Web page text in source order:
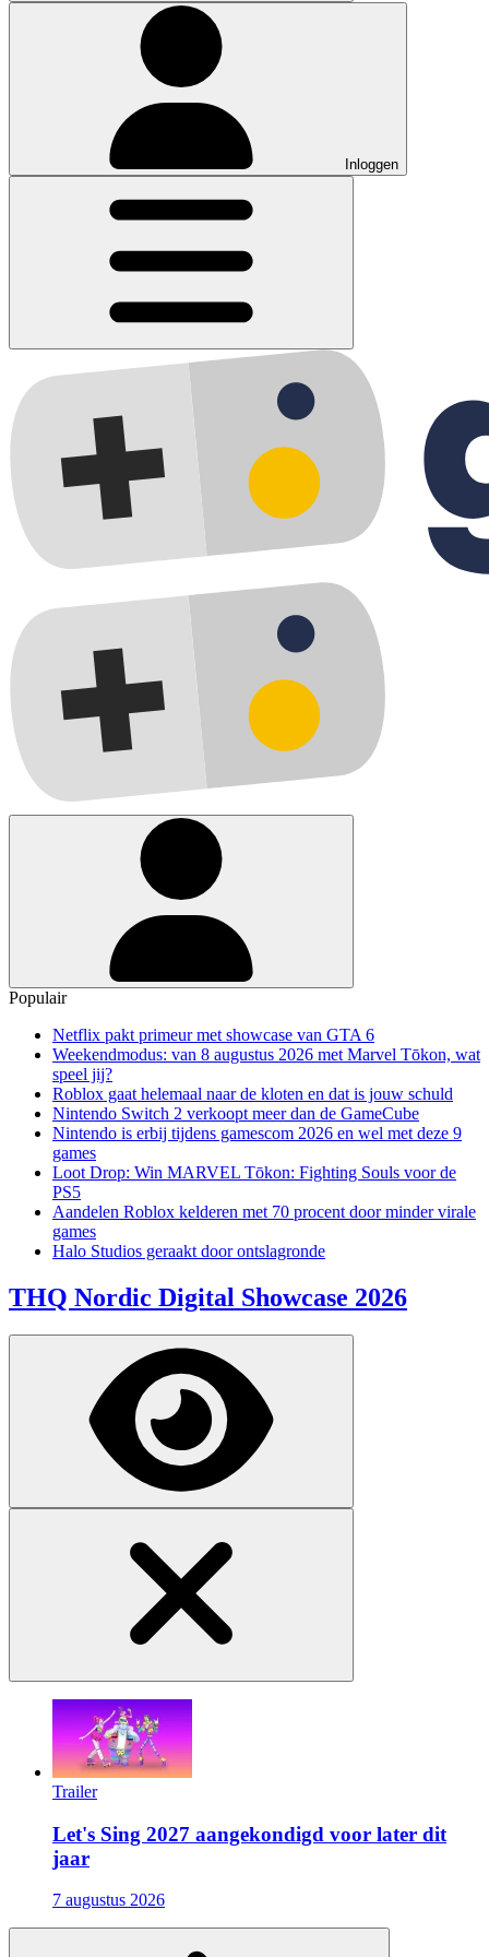
Inloggen
Populair
Netflix pakt primeur met showcase van GTA 6
Weekendmodus: van 8 augustus 2026 met Marvel Tōkon, wat
speel jij?
Roblox gaat helemaal naar de kloten en dat is jouw schuld
Nintendo Switch 2 verkoopt meer dan de GameCube
Nintendo is erbij tijdens gamescom 2026 en wel met deze 9
games
Loot Drop: Win MARVEL Tōkon: Fighting Souls voor de
PS5
Aandelen Roblox kelderen met 70 procent door minder virale
games
Halo Studios geraakt door ontslagronde
THQ Nordic Digital Showcase 2026
Trailer
Let's Sing 2027 aangekondigd voor later dit
jaar
7 augustus 2026